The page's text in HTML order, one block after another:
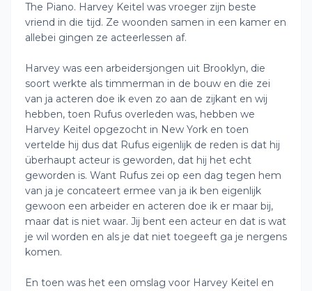
The Piano. Harvey Keitel was vroeger zijn beste
vriend in die tijd. Ze woonden samen in een kamer en
allebei gingen ze acteerlessen af.
Harvey was een arbeidersjongen uit Brooklyn, die
soort werkte als timmerman in de bouw en die zei
van ja acteren doe ik even zo aan de zijkant en wij
hebben, toen Rufus overleden was, hebben we
Harvey Keitel opgezocht in New York en toen
vertelde hij dus dat Rufus eigenlijk de reden is dat hij
überhaupt acteur is geworden, dat hij het echt
geworden is. Want Rufus zei op een dag tegen hem
van ja je concateert ermee van ja ik ben eigenlijk
gewoon een arbeider en acteren doe ik er maar bij,
maar dat is niet waar. Jij bent een acteur en dat is wat
je wil worden en als je dat niet toegeeft ga je nergens
komen.
En toen was het een omslag voor Harvey Keitel en